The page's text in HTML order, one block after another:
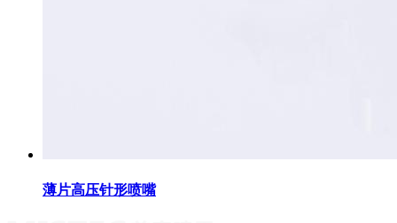
薄片高压针形喷嘴